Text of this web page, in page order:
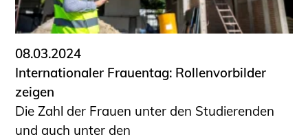
08.03.2024
Internationaler Frauentag: Rollenvorbilder
zeigen
Die Zahl der Frauen unter den Studierenden
und auch unter den